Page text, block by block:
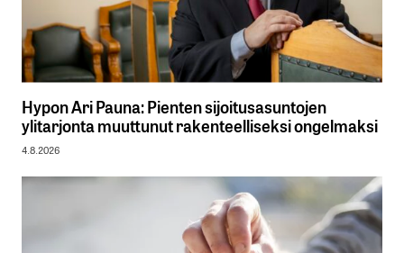
Hypon Ari Pauna: Pienten sijoitusasuntojen
ylitarjonta muuttunut rakenteelliseksi ongelmaksi
4.8.2026